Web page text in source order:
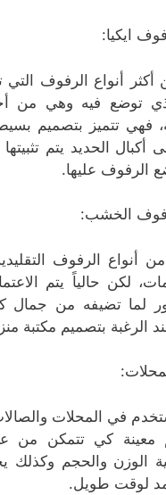
ايكيا:
أكثر أنواع الرفوف
توضع فيه وهي من
فهي تتميز بتصميم
أكبال الحديد يتم
الرفوف عليها.
الخشب:
الرفوف التقليدية
لكن حالياً يتم
لما تضيفه من جمال
الرغبة بتصميم مكتبة
في المحلات والصالات
معينة كي تتمكن من
الوزن والحجم وكذلك
لوقت طويل.